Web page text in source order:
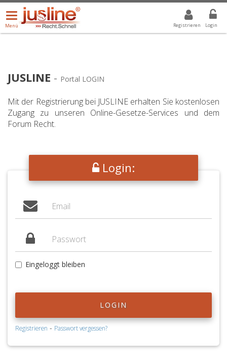
Registrieren Login
Menü
öffnen/schließen
Menü
ALLE DROPDOWN: GEWÄHLTER WERT IST ALLE
JUSLINE - Portal LOGIN
Mit der Registrierung bei JUSLINE erhalten Sie kostenlosen
Zugang zu unseren Online-Gesetze-Services und dem
Forum Recht.
Login:
Eingeloggt bleiben
LOGIN
Registrieren - Passwort vergessen?